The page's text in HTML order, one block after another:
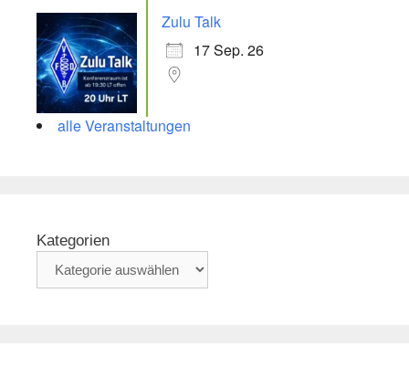
Zulu Talk
17 Sep. 26
alle Veranstaltungen
Kategorien